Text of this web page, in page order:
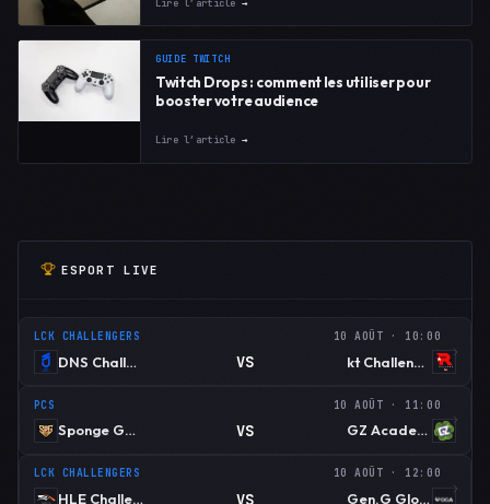
Lire l’article →
GUIDE TWITCH
Twitch Drops : comment les utiliser pour
booster votre audience
Lire l’article →
ESPORT LIVE
LCK CHALLENGERS 10 AOÛT · 10:00
DNS Challengers VS kt Challengers
PCS 10 AOÛT · 11:00
Sponge Gaming VS GZ Academy
LCK CHALLENGERS 10 AOÛT · 12:00
HLE Challengers VS Gen.G Global Academy